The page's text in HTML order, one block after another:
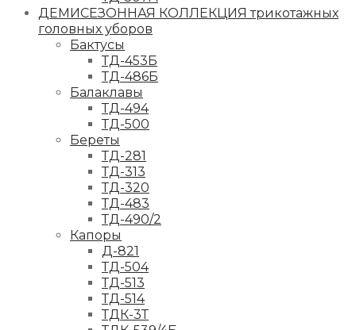
ДЕМИСЕЗОННАЯ КОЛЛЕКЦИЯ трикотажных
головных уборов
Бактусы
ТД-453Б
ТД-486Б
Балаклавы
ТД-494
ТД-500
Береты
ТД-281
ТД-313
ТД-320
ТД-483
ТД-490/2
Капоры
Д-821
ТД-504
ТД-513
ТД-514
ТДК-3Т